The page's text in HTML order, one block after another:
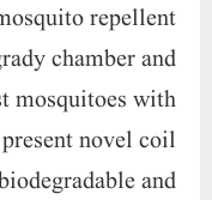
repellent
chamber and
mosquitoes with
novel coil
and